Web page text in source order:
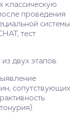
классическую
проведения
системы
тест
двух этапов:
сопутствующих